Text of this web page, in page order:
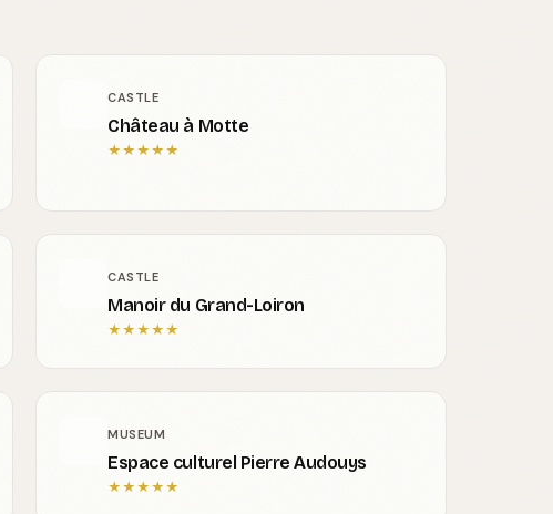
CASTLE
Château à Motte
★★★★★
CASTLE
Manoir du Grand-Loiron
★★★★★
MUSEUM
Espace culturel Pierre Audouys
★★★★★